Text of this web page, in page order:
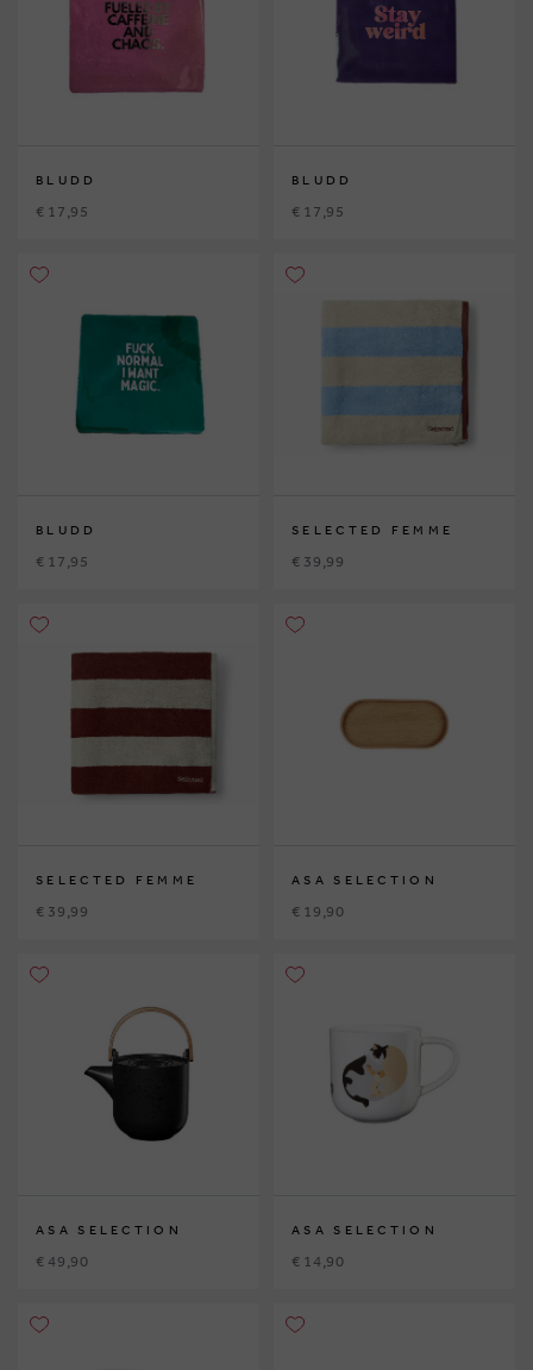
BLUDD
€ 17,95
BLUDD
€ 17,95
BLUDD
€ 17,95
SELECTED FEMME
€ 39,99
SELECTED FEMME
€ 39,99
ASA SELECTION
€ 19,90
ASA SELECTION
€ 49,90
ASA SELECTION
€ 14,90